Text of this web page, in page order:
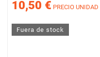
10,50 € PRECIO UNIDAD
Fuera de stock